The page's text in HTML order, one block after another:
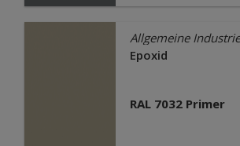
Allgemeine Industrie
Epoxid
RAL 7032 Primer